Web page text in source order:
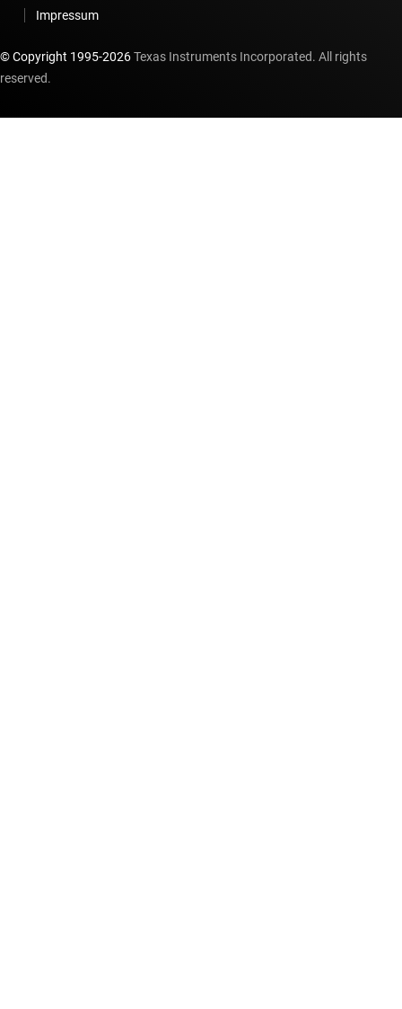
Impressum
© Copyright 1995-2026Texas Instruments Incorporated. All rights
reserved.